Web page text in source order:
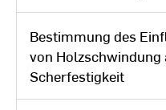
Bestimmung des
von Holzschwindung
Scherfestigkeit